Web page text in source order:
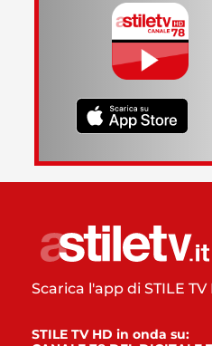
Scarica l'app di STILE TV
STILE TV HD in onda su: